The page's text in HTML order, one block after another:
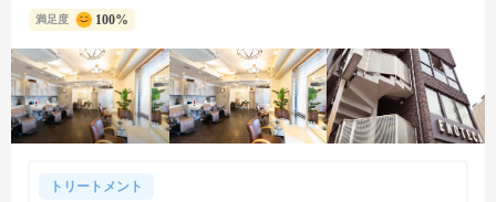
満足度 100%
トリートメント